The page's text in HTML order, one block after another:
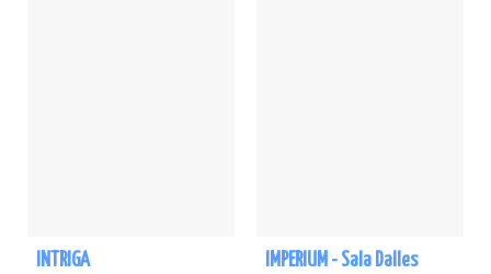
INTRIGA IMPERIUM - Sala Dalles